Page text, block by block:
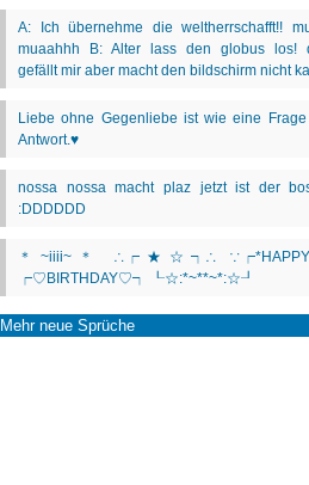
Mehr neue Sprüche